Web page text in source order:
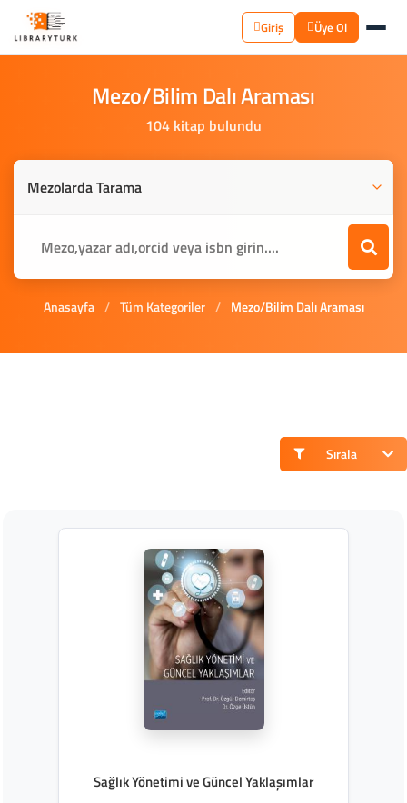
Giriş Üye Ol
Mezo/Bilim DalıAraması
104 kitap bulundu
Anasayfa / Tüm Kategoriler / Mezo/Bilim Dalı Araması
Sırala
Sağlık Yönetimi ve Güncel Yaklaşımlar